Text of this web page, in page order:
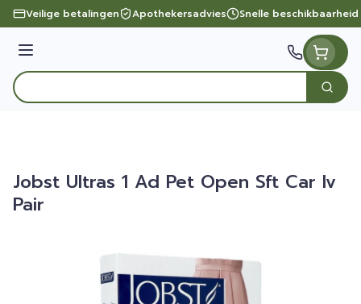
Ga naar de inhoud
Veilige betalingen Apothekersadvies Snelle beschikbaarheid
Menu
Product, merk, categorie...
Zoek
Jobst Ultras 1 Ad Pet Open Sft Car Iv
Pair